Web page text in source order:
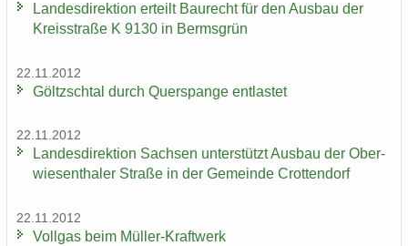
Lan­des­di­rek­ti­on er­teilt Bau­recht für den Aus­bau der
Kreis­stra­ße K 9130 in Berms­grün
22.11.2012
Göltzsch­tal durch Quer­span­ge ent­las­tet
22.11.2012
Lan­des­di­rek­ti­on Sach­sen un­ter­stützt Aus­bau der Ober­
wie­sen­tha­ler Stra­ße in der Ge­mein­de Crot­ten­dorf
22.11.2012
Voll­gas beim Müller-​Kraftwerk